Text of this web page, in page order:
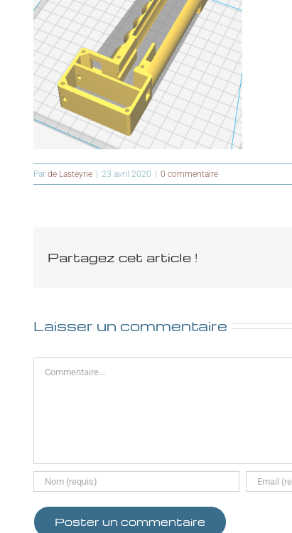
Par de Lasteyrie 23 avril 2020 0 commentaire
Partagez cet article !
Laisser un commentaire
Commentaire